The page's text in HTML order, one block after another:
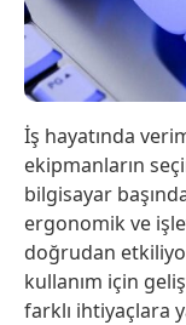
İş hayatında
ekipmanların
bilgisayar
ergonomik ve
doğrudan
kullanım için
farklı ihtiyaçlara